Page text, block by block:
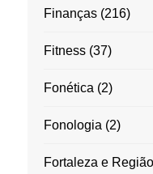
Finanças(216)
Fitness(37)
Fonética (2)
Fonologia (2)
Fortaleza e